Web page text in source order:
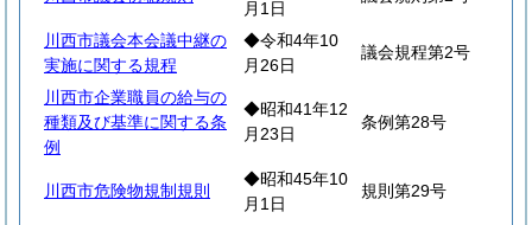
月1日
川西市議会本会議中継の
実施に関する規程
◆令和4年10
月26日
議会規程第2号
川西市企業職員の給与の
種類及び基準に関する条
例
◆昭和41年12
月23日
条例第28号
川西市危険物規制規則
◆昭和45年10
月1日
規則第29号